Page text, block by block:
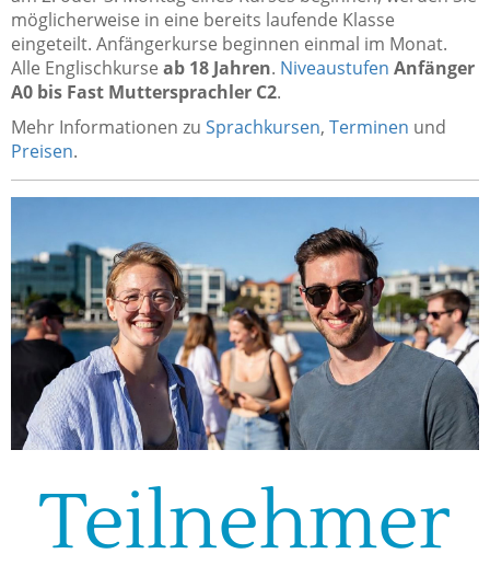
möglicherweise in eine bereits laufende Klasse
eingeteilt. Anfängerkurse beginnen einmal im Monat.
Alle Englischkurse ab 18 Jahren. Niveaustufen Anfänger
A0 bis Fast Muttersprachler C2.
Mehr Informationen zu Sprachkursen, Terminen und
Preisen.
Teilnehmer